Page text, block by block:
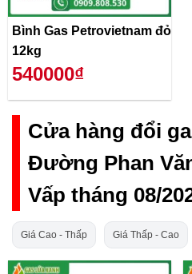
Bình Gas Petrovietnam đỏ
12kg
540000₫
Cửa hàng đổi
Đường Phan
Vấp tháng 08/
Giá Cao - Thấp Giá Thấp - Cao